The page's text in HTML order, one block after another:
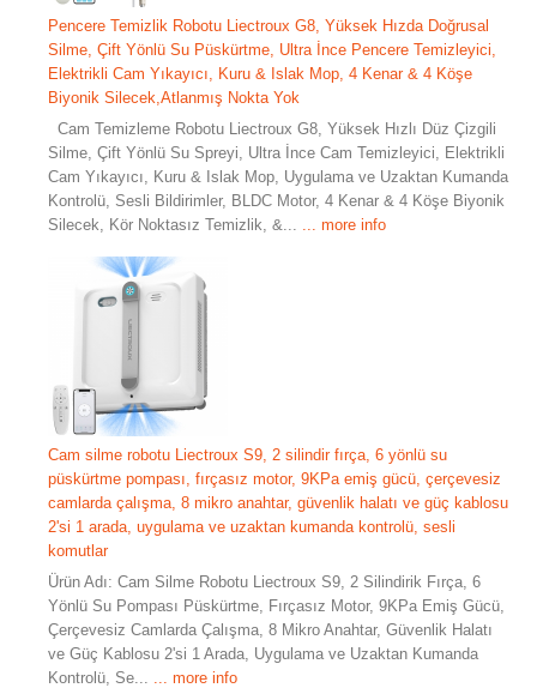
Pencere Temizlik Robotu Liectroux G8, Yüksek Hızda Doğrusal
Silme, Çift Yönlü Su Püskürtme, Ultra İnce Pencere Temizleyici,
Elektrikli Cam Yıkayıcı, Kuru & Islak Mop, 4 Kenar & 4 Köşe
Biyonik Silecek,Atlanmış Nokta Yok
Cam Temizleme Robotu Liectroux G8, Yüksek Hızlı Düz Çizgili
Silme, Çift Yönlü Su Spreyi, Ultra İnce Cam Temizleyici, Elektrikli
Cam Yıkayıcı, Kuru & Islak Mop, Uygulama ve Uzaktan Kumanda
Kontrolü, Sesli Bildirimler, BLDC Motor, 4 Kenar & 4 Köşe Biyonik
Silecek, Kör Noktasız Temizlik, &...
... more info
Cam silme robotu Liectroux S9, 2 silindir fırça, 6 yönlü su
püskürtme pompası, fırçasız motor, 9KPa emiş gücü, çerçevesiz
camlarda çalışma, 8 mikro anahtar, güvenlik halatı ve güç kablosu
2'si 1 arada, uygulama ve uzaktan kumanda kontrolü, sesli
komutlar
Ürün Adı: Cam Silme Robotu Liectroux S9, 2 Silindirik Fırça, 6
Yönlü Su Pompası Püskürtme, Fırçasız Motor, 9KPa Emiş Gücü,
Çerçevesiz Camlarda Çalışma, 8 Mikro Anahtar, Güvenlik Halatı
ve Güç Kablosu 2'si 1 Arada, Uygulama ve Uzaktan Kumanda
Kontrolü, Se...
... more info